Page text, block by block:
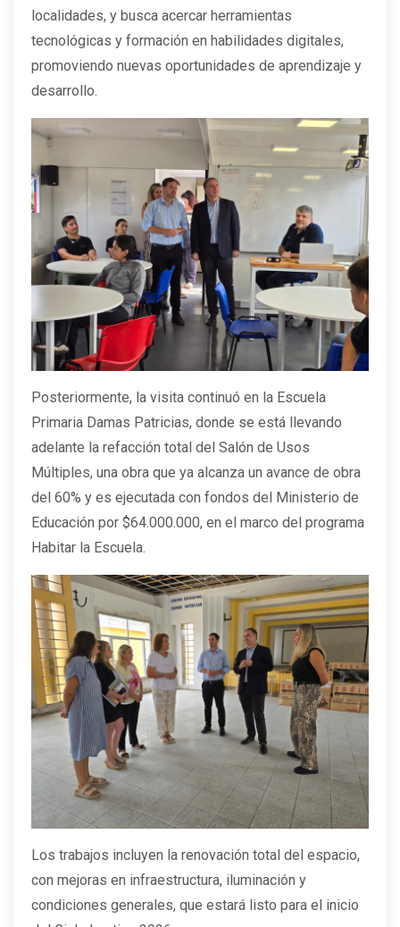
localidades, y busca acercar herramientas
tecnológicas y formación en habilidades digitales,
promoviendo nuevas oportunidades de aprendizaje y
desarrollo.
Posteriormente, la visita continuó en la Escuela
Primaria Damas Patricias, donde se está llevando
adelante la refacción total del Salón de Usos
Múltiples, una obra que ya alcanza un avance de obra
del 60% y es ejecutada con fondos del Ministerio de
Educación por $64.000.000, en el marco del programa
Habitar la Escuela.
Los trabajos incluyen la renovación total del espacio,
con mejoras en infraestructura, iluminación y
condiciones generales, que estará listo para el inicio